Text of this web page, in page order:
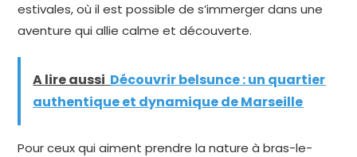
estivales, où il est possible de s’immerger dans une
aventure qui allie calme et découverte.
A lire aussi Découvrir belsunce : un quartier
authentique et dynamique de Marseille
Pour ceux qui aiment prendre la nature à bras-le-